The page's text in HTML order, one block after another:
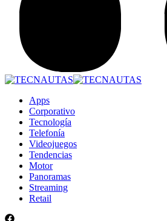
Apps
Corporativo
Tecnología
Telefonía
Videojuegos
Tendencias
Motor
Panoramas
Streaming
Retail